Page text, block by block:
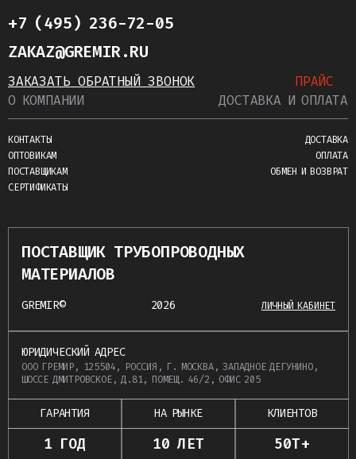
+7 (495) 236-72-05
ZAKAZ@GREMIR.RU
ЗАКАЗАТЬ ОБРАТНЫЙ ЗВОНОК
ПРАЙС
О КОМПАНИИ
КОНТАКТЫ
ОПТОВИКАМ
ПОСТАВЩИКАМ
СЕРТИФИКАТЫ
ДОСТАВКА И ОПЛАТА
ДОСТАВКА
ОПЛАТА
ОБМЕН И ВОЗВРАТ
ПОСТАВЩИК ТРУБОПРОВОДНЫХ
МАТЕРИАЛОВ
GREMIR© 2026 ЛИЧНЫЙ КАБИНЕТ
ЮРИДИЧЕСКИЙ АДРЕС
ООО ГРЕМИР, 125504, РОССИЯ, Г. МОСКВА, ЗАПАДНОЕ ДЕГУНИНО,
ШОССЕ ДМИТРОВСКОЕ, Д.81, ПОМЕЩ. 46/2, ОФИС 205
ГАРАНТИЯ
1 ГОД
НА РЫНКЕ
10 ЛЕТ
КЛИЕНТОВ
50Т+